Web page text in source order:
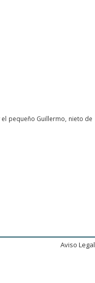
el pequeño Guillermo, nieto de
Aviso Legal